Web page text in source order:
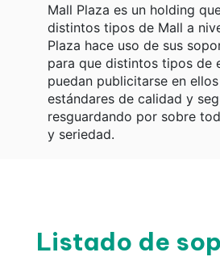
Mall Plaza es un holding
distintos tipos de Mall a
Plaza hace uso de sus
para que distintos tipos de
puedan publicitarse en
estándares de calidad y
resguardando por sobre
y seriedad.
Listado de